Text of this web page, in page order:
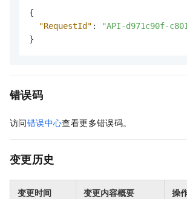
{
"RequestId" :
"API-d971c90f-
}
错误码
访问错误中心查看更多错误码。
变更历史
变更时间 变更内容概要 操